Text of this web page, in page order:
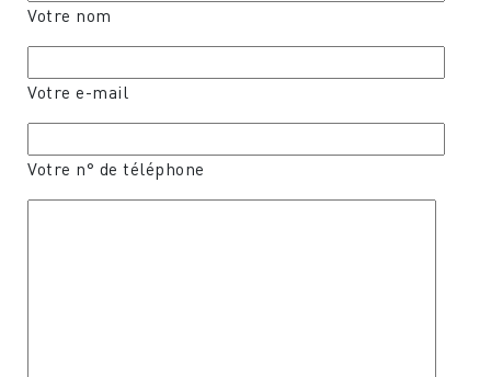
Votre nom
Votre e-mail
Votre n° de téléphone